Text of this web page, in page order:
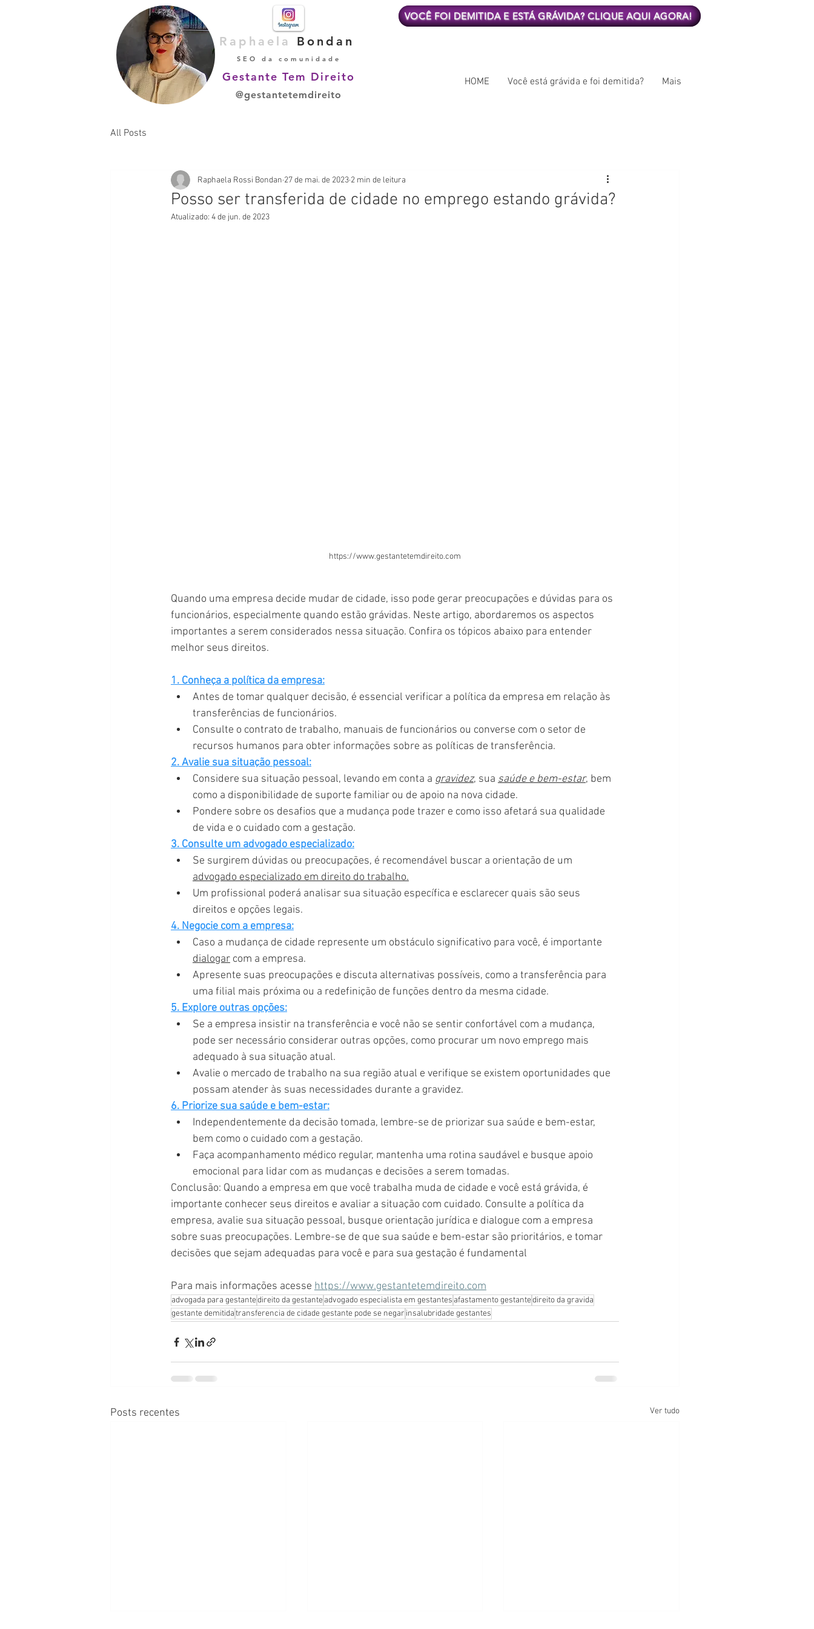
Raphaela Bondan
SEO da comunidade
Gestante Tem Direito
@gestantetemdireito
VOCÊ FOI DEMITIDA E ESTÁ GRÁVIDA? CLIQUE AQUI AGORA!
HOME Você está grávida e foi demitida? Mais
All Posts
Posso ser transferida de cidade no emprego estando grávida?
Raphaela Rossi Bondan 27 de mai. de 2023 2 min de leitura
Atualizado: 4 de jun. de 2023
https://www.gestantetemdireito.com
Quando uma empresa decide mudar de cidade, isso pode gerar preocupações e dúvidas para os
funcionários, especialmente quando estão grávidas. Neste artigo, abordaremos os aspectos
importantes a serem considerados nessa situação. Confira os tópicos abaixo para entender
melhor seus direitos.
1. Conheça a política da empresa:
Antes de tomar qualquer decisão, é essencial verificar a política da empresa em relação às
transferências de funcionários.
Consulte o contrato de trabalho, manuais de funcionários ou converse com o setor de
recursos humanos para obter informações sobre as políticas de transferência.
2. Avalie sua situação pessoal:
Considere sua situação pessoal, levando em conta a gravidez, sua saúde e bem-estar, bem
como a disponibilidade de suporte familiar ou de apoio na nova cidade.
Pondere sobre os desafios que a mudança pode trazer e como isso afetará sua qualidade
de vida e o cuidado com a gestação.
3. Consulte um advogado especializado:
Se surgirem dúvidas ou preocupações, é recomendável buscar a orientação de um
advogado especializado em direito do trabalho.
Um profissional poderá analisar sua situação específica e esclarecer quais são seus
direitos e opções legais.
4. Negocie com a empresa:
Caso a mudança de cidade represente um obstáculo significativo para você, é importante
dialogar com a empresa.
Apresente suas preocupações e discuta alternativas possíveis, como a transferência para
uma filial mais próxima ou a redefinição de funções dentro da mesma cidade.
5. Explore outras opções:
Se a empresa insistir na transferência e você não se sentir confortável com a mudança,
pode ser necessário considerar outras opções, como procurar um novo emprego mais
adequado à sua situação atual.
Avalie o mercado de trabalho na sua região atual e verifique se existem oportunidades que
possam atender às suas necessidades durante a gravidez.
6. Priorize sua saúde e bem-estar:
Independentemente da decisão tomada, lembre-se de priorizar sua saúde e bem-estar,
bem como o cuidado com a gestação.
Faça acompanhamento médico regular, mantenha uma rotina saudável e busque apoio
emocional para lidar com as mudanças e decisões a serem tomadas.
Conclusão: Quando a empresa em que você trabalha muda de cidade e você está grávida, é
importante conhecer seus direitos e avaliar a situação com cuidado. Consulte a política da
empresa, avalie sua situação pessoal, busque orientação jurídica e dialogue com a empresa
sobre suas preocupações. Lembre-se de que sua saúde e bem-estar são prioritários, e tomar
decisões que sejam adequadas para você e para sua gestação é fundamental
Para mais informações acesse https://www.gestantetemdireito.com
advogada para gestantedireito da gestanteadvogado especialista em gestantes afastamento gestantedireito da gravida
gestante demitidatransferencia de cidade gestante pode se negar insalubridade gestantes
Posts recentes Ver tudo